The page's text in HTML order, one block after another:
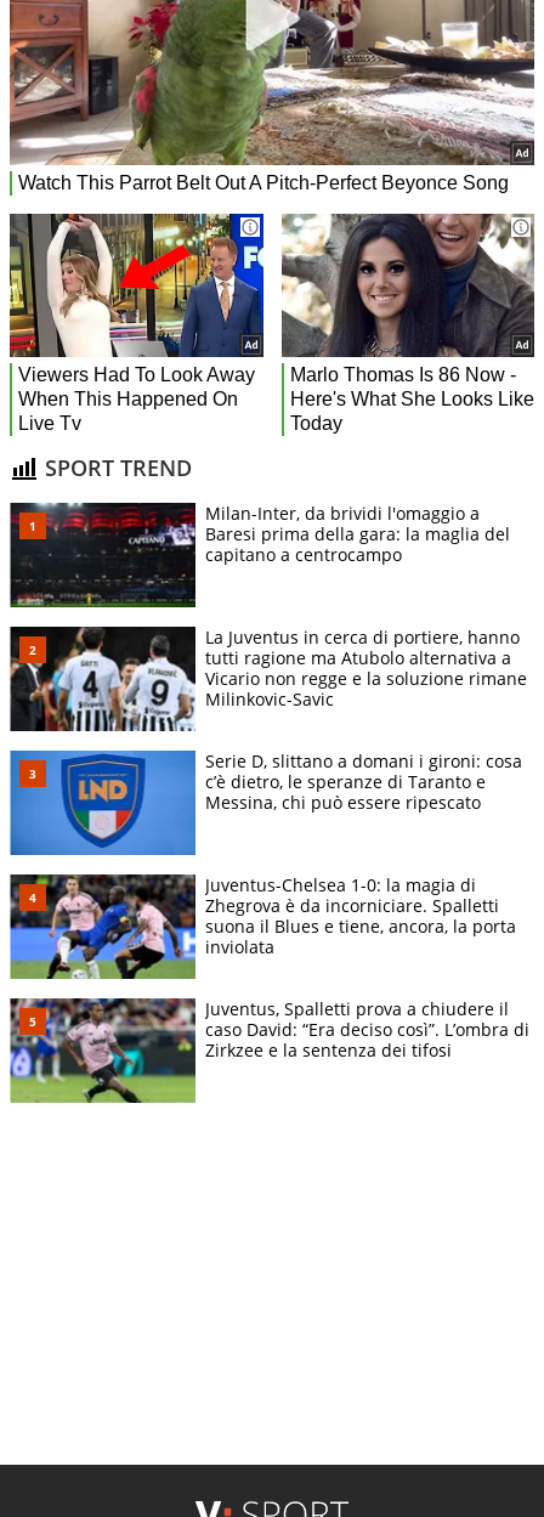
SPORT TREND
Milan-Inter, da brividi l'omaggio a
Baresi prima della gara: la maglia del
capitano a centrocampo
La Juventus in cerca di portiere, hanno
tutti ragione ma Atubolo alternativa a
Vicario non regge e la soluzione rimane
Milinkovic-Savic
Serie D, slittano a domani i gironi: cosa
c’è dietro, le speranze di Taranto e
Messina, chi può essere ripescato
Juventus-Chelsea 1-0: la magia di
Zhegrova è da incorniciare. Spalletti
suona il Blues e tiene, ancora, la porta
inviolata
Juventus, Spalletti prova a chiudere il
caso David: “Era deciso così”. L’ombra di
Zirkzee e la sentenza dei tifosi